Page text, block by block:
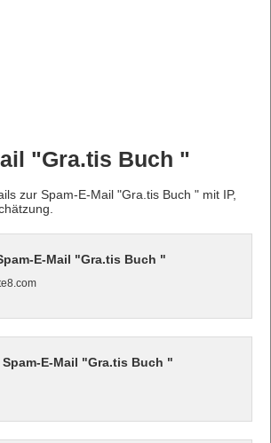
"Gra.tis Buch "
zur Spam-E-Mail "Gra.tis Buch " mit IP,
E-Mail "Gra.tis Buch "
E-Mail "Gra.tis Buch "